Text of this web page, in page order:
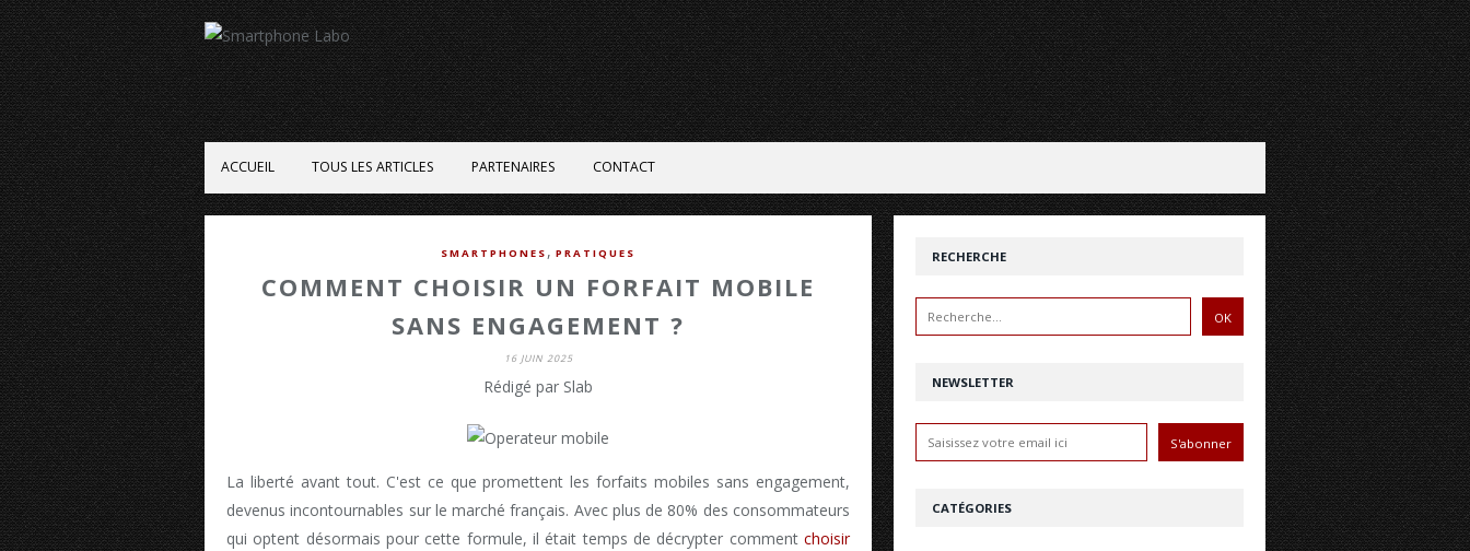
ACCUEIL TOUS LES ARTICLES PARTENAIRES CONTACT
SMARTPHONES , PRATIQUES
COMMENT CHOISIR UN FORFAIT MOBILE
SANS ENGAGEMENT ?
16 JUIN 2025
Rédigé par Slab
La liberté avant tout. C'est ce que promettent les forfaits mobiles sans engagement,
devenus incontournables sur le marché français. Avec plus de 80% des consommateurs
qui optent désormais pour cette formule, il était temps de décrypter comment choisir
NEWSLETTER
RECHERCHE
CATÉGORIES